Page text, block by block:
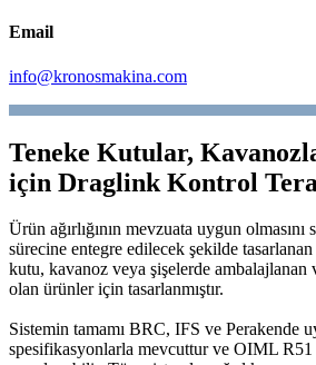
Email
info@kronosmakina.com
Teneke Kutular,
için Draglink Kontrol
Ürün ağırlığının mevzuata uygun
sürecine entegre edilecek şekilde
kutu, kavanoz veya şişelerde ambalajlanan
olan ürünler için tasarlanmıştır.
Sistemin tamamı BRC, IFS ve Perakende
spesifikasyonlarla mevcuttur ve OIML